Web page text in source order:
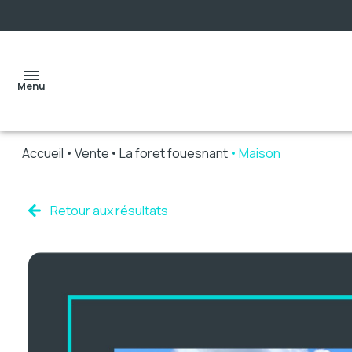
Menu
Accueil Vente La foret fouesnant Maison
Retour aux résultats